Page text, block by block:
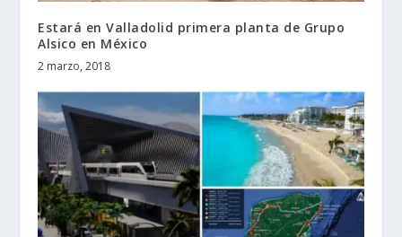
Estará en Valladolid primera planta de Grupo
Alsico en México
2 marzo, 2018